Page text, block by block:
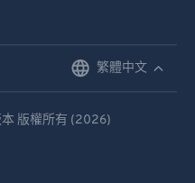
繁體中文
版權所有 (2026)